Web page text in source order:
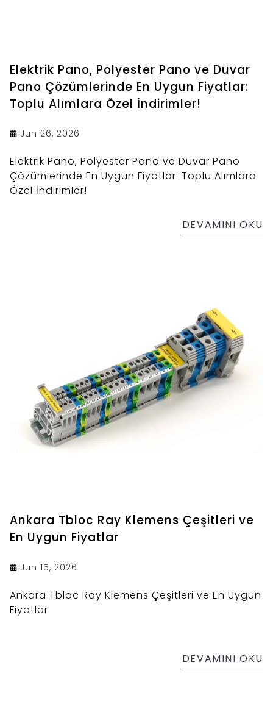
Elektrik Pano, Polyester Pano ve Duvar
Pano Çözümlerinde En Uygun Fiyatlar:
Toplu Alımlara Özel İndirimler!
Jun 26, 2026
Elektrik Pano, Polyester Pano ve Duvar Pano
Çözümlerinde En Uygun Fiyatlar: Toplu Alımlara
Özel İndirimler!
DEVAMINI OKU
Ankara Tbloc Ray Klemens Çeşitleri ve
En Uygun Fiyatlar
Jun 15, 2026
Ankara Tbloc Ray Klemens Çeşitleri ve En Uygun
Fiyatlar
DEVAMINI OKU